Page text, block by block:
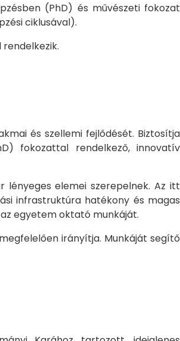
(PhD) és művészeti fokozat
ciklusával).
és szellemi fejlődését. Biztosítja
fokozattal rendelkező, innovatív
elemei szerepelnek. Az itt
infrastruktúra hatékony és magas
egyetem oktató munkáját.
irányítja. Munkáját segítő